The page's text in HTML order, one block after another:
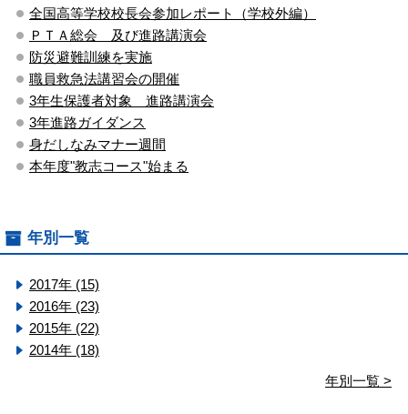
全国高等学校校長会参加レポート（学校外編）
ＰＴＡ総会 及び進路講演会
防災避難訓練を実施
職員救急法講習会の開催
3年生保護者対象 進路講演会
3年進路ガイダンス
身だしなみマナー週間
本年度"教志コース"始まる
年別一覧
2017年 (15)
2016年 (23)
2015年 (22)
2014年 (18)
年別一覧 >